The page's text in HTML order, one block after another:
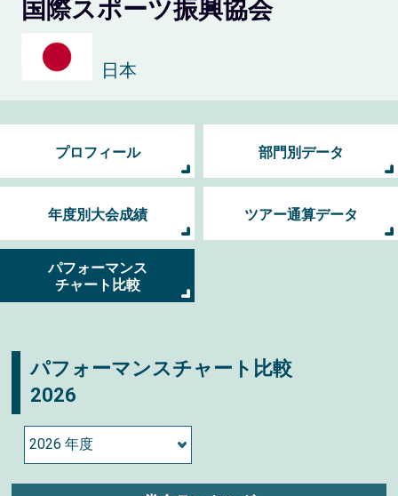
国際スポーツ振興協会
日本
プロフィール 部門別データ
年度別大会成績 ツアー通算データ
パフォーマンス
チャート比較
パフォーマンスチャート比較
2026